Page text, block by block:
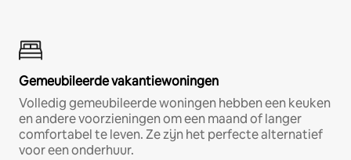
Gemeubileerde vakantiewoningen
Volledig gemeubileerde woningen hebben een keuken
en andere voorzieningen om een maand of langer
comfortabel te leven. Ze zijn het perfecte alternatief
voor een onderhuur.